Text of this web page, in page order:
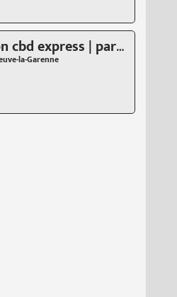
Livraison cbd express | paris cbd
la-Garenne